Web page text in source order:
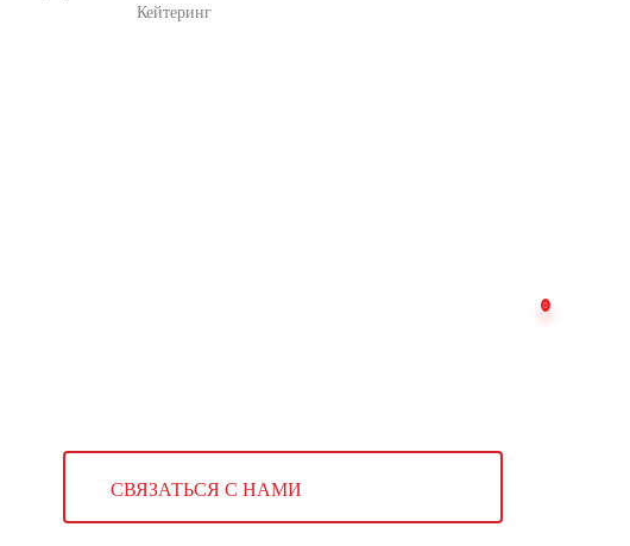
Кейтеринг
СВЯЗАТЬСЯ С НАМИ